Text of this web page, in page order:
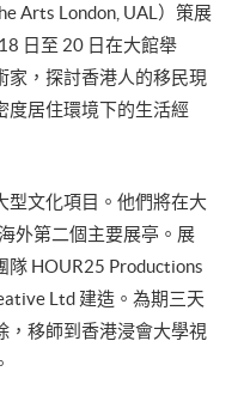
Arts London, UAL）策展
日至 20 日在大館舉
家，探討香港人的移民現
度居住環境下的生活經
型文化項目。他們將在大
外第二個主要展亭。展
隊 HOUR25 Productions
Ltd 建造。為期三天
，移師到香港浸會大學視